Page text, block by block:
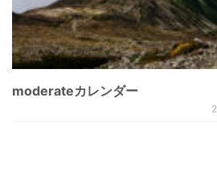
moderateカレンダー